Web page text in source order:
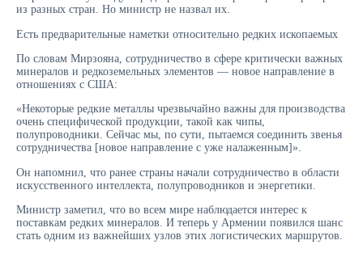
из разных стран. Но министр не назвал их.
Есть предварительные наметки относительно редких ископаемых
По словам Мирзояна, сотрудничество в сфере критически важных
минералов и редкоземельных элементов — новое направление в
отношениях с США:
«Некоторые редкие металлы чрезвычайно важны для производства
очень специфической продукции, такой как чипы,
полупроводники. Сейчас мы, по сути, пытаемся соединить звенья
сотрудничества [новое направление с уже налаженным]».
Он напомнил, что ранее страны начали сотрудничество в области
искусственного интеллекта, полупроводников и энергетики.
Министр заметил, что во всем мире наблюдается интерес к
поставкам редких минералов. И теперь у Армении появился шанс
стать одним из важнейших узлов этих логистических маршрутов.